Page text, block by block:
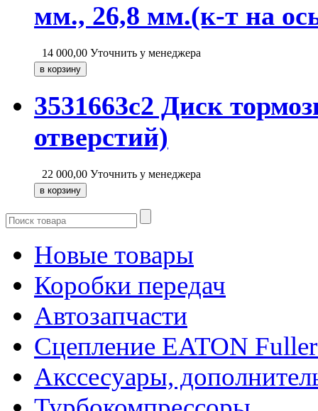
мм., 26,8 мм.(к-т на
14 000,00 Уточнить у менеджера
3531663c2 Диск
отверстий)
22 000,00 Уточнить у менеджера
Новые товары
Коробки передач
Автозапчасти
Сцепление EATON
Акссесуары,